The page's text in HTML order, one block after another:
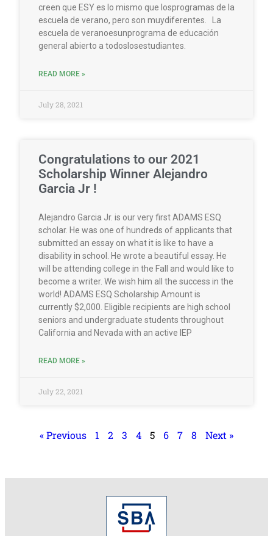
creen que ESY es lo mismo que losprogramas de la
escuela de verano, pero son muydiferentes. La
escuela de veranoesunprograma de educación
general abierto a todoslosestudiantes.
READ MORE »
July 28, 2021
Congratulations to our 2021
Scholarship Winner Alejandro
Garcia Jr !
Alejandro Garcia Jr. is our very first ADAMS ESQ
scholar. He was one of hundreds of applicants that
submitted an essay on what it is like to have a
disability in school. He wrote a beautiful essay. He
will be attending college in the Fall and would like to
become a writer. We wish him all the success in the
world! ADAMS ESQ Scholarship Amount is
currently $2,000. Eligible recipients are high school
seniors and undergraduate students throughout
California and Nevada with an active IEP
READ MORE »
July 22, 2021
« Previous 1 2 3 4 5 6 7 8 Next »